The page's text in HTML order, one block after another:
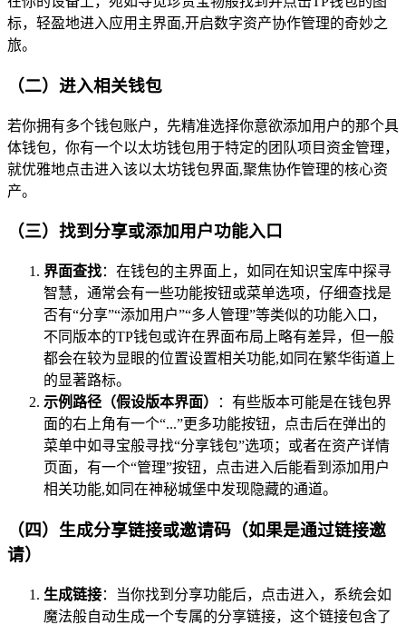
标，轻盈地进入应用主界面,开启数字资产协作管理的奇妙之
旅。
（二）进入相关钱包
若你拥有多个钱包账户，先精准选择你意欲添加用户的那个具
体钱包，你有一个以太坊钱包用于特定的团队项目资金管理，
就优雅地点击进入该以太坊钱包界面,聚焦协作管理的核心资
产。
（三）找到分享或添加用户功能入口
界面查找：在钱包的主界面上，如同在知识宝库中探寻
智慧，通常会有一些功能按钮或菜单选项，仔细查找是
否有“分享”“添加用户”“多人管理”等类似的功能入口，
不同版本的TP钱包或许在界面布局上略有差异，但一般
都会在较为显眼的位置设置相关功能,如同在繁华街道上
的显著路标。
示例路径（假设版本界面）
：有些版本可能是在钱包界
面的右上角有一个“...”更多功能按钮，点击后在弹出的
菜单中如寻宝般寻找“分享钱包”选项；或者在资产详情
页面，有一个“管理”按钮，点击进入后能看到添加用户
相关功能,如同在神秘城堡中发现隐藏的通道。
（四）生成分享链接或邀请码（如果是通过链接邀
请）
生成链接：当你找到分享功能后，点击进入，系统会如
魔法般自动生成一个专属的分享链接，这个链接包含了